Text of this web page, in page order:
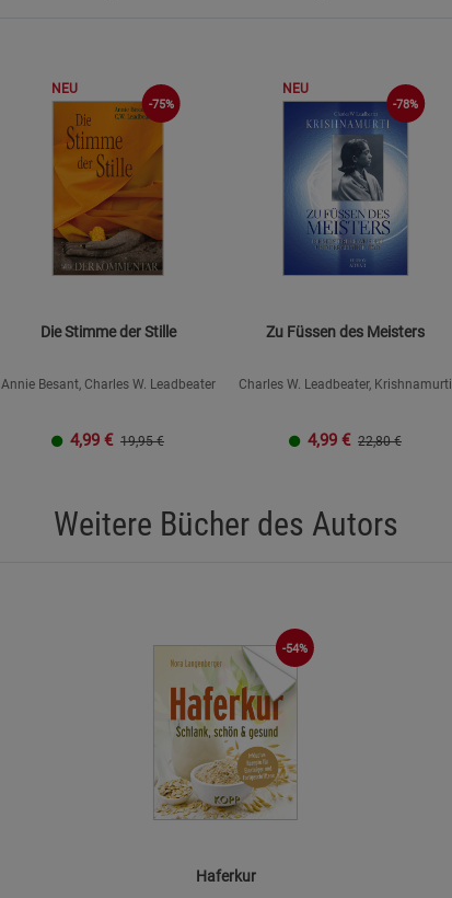
NEU
-75%
Die Stimme der Stille
Annie Besant, Charles W. Leadbeater
4,99 € 19,95 €
NEU
-78%
Zu Füssen des Meisters
Charles W. Leadbeater, Krishnamurti
4,99 € 22,80 €
Weitere Bücher des Autors
-54%
Haferkur